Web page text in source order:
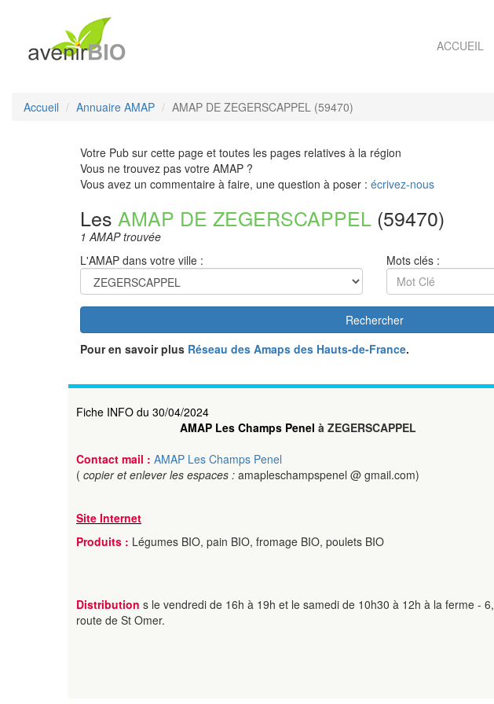
ACCUEIL
Accueil Annuaire AMAP AMAP DE ZEGERSCAPPEL (59470)
Votre Pub sur cette page et toutes les pages relatives à la région
Vous ne trouvez pas votre AMAP ?
Vous avez un commentaire à faire, une question à poser : écrivez-nous
Les AMAP DE ZEGERSCAPPEL (59470)
1 AMAP trouvée
L'AMAP dans votre ville :
Mots clés :
Rechercher
Pour en savoir plus Réseau des Amaps des Hauts-de-France.
Fiche INFO du 30/04/2024
AMAP Les Champs Penel à ZEGERSCAPPEL
Contact mail : AMAP Les Champs Penel
( copier et enlever les espaces : amapleschampspenel @ gmail.com)
Site Internet
Produits : Légumes BIO, pain BIO, fromage BIO, poulets BIO
Distribution s le vendredi de 16h à 19h et le samedi de 10h30 à 12h à la ferme - 6,
route de St Omer.